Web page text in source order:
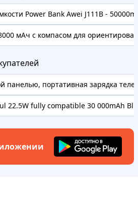
Power Bank Awei J111B -
мАч с компасом для
панелью, портативная зарядка
22.5W fully compatible 30 000mAh